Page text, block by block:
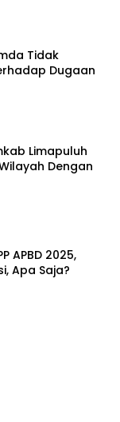
Tidak
Dugaan
Limapuluh
Dengan
APBD 2025,
Apa Saja?